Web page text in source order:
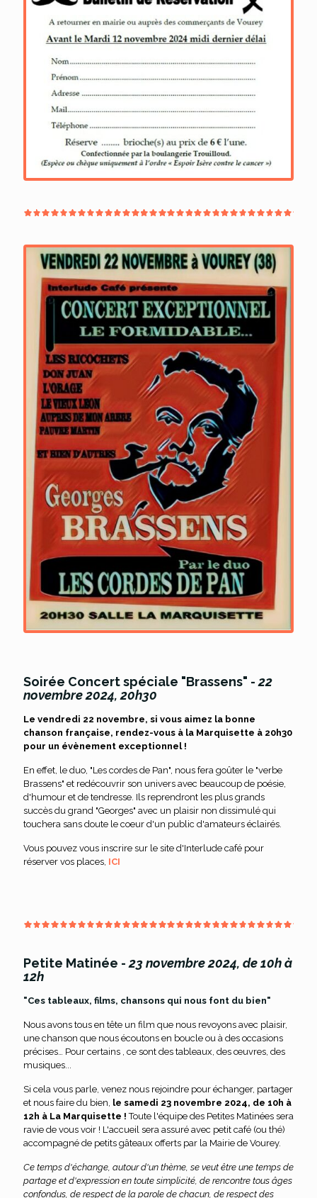
Soirée Concert spéciale "Brassens" - 22
novembre 2024, 20h30
Le vendredi 22 novembre, si vous aimez la bonne
chanson française, rendez-vous à la Marquisette à 20h30
pour un évènement exceptionnel !
En effet, le duo, "Les cordes de Pan", nous fera goûter le "verbe
Brassens" et redécouvrir son univers avec beaucoup de poésie,
d'humour et de tendresse. Ils reprendront les plus grands
succès du grand "Georges" avec un plaisir non dissimulé qui
touchera sans doute le coeur d'un public d'amateurs éclairés.
Vous pouvez vous inscrire sur le site d'Interlude café pour
réserver vos places, ICI
Petite Matinée - 23 novembre 2024, de 10h à
12h
"Ces tableaux, films, chansons qui nous font du bien"
Nous avons tous en tête un film que nous revoyons avec plaisir,
une chanson que nous écoutons en boucle ou à des occasions
précises… Pour certains , ce sont des tableaux, des œuvres, des
musiques...
Si cela vous parle, venez nous rejoindre pour échanger, partager
et nous faire du bien, le samedi 23 novembre 2024, de 10h à
12h à La Marquisette !Toute l'équipe des Petites Matinées sera
ravie de vous voir ! L'accueil sera assuré avec petit café (ou thé)
accompagné de petits gâteaux offerts par la Mairie de Vourey.
Ce temps d'échange, autour d'un thème, se veut être une temps de
partage et d'expression en toute simplicité, de rencontre tous âges
confondus, de respect de la parole de chacun, de respect des